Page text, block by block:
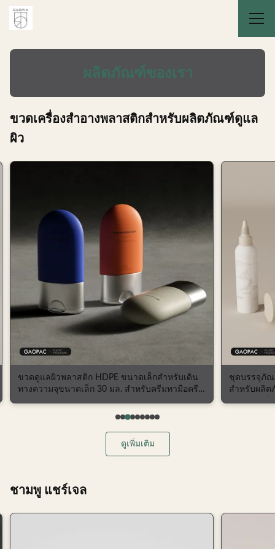
ผลิตภัณฑ์ของเรา
ขวดเครื่องสำอางพลาสติกสำหรับผลิตภัณฑ์ดูแล
ผิว
ขวดดูแลผิวพลาสติก HDPE ขนาดเล็กสำหรับเดิน
ทางความจุขนาดเล็ก 30 มล. สำหรับครีมทามือครีม
ชุดบรรจุภัณ
สำหรับผลิต
ดูเพิ่มเติม
ชามพู แชร์เจล